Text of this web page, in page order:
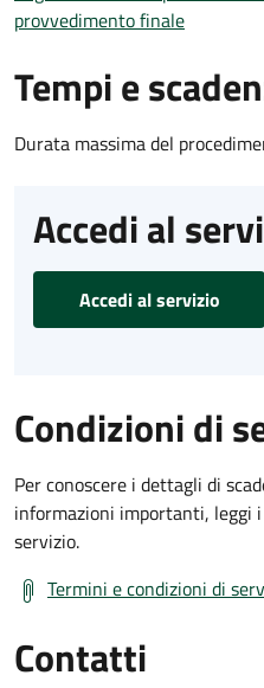
provvedimento finale
Tempi e
Durata massima del
Accedi al
Accedi al servizio
Condizioni di
Per conoscere i dettagli di
informazioni importanti, leggi
servizio.
Termini e condizioni di
Contatti